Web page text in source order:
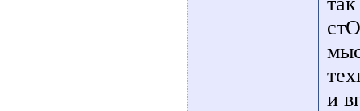
и